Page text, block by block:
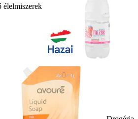
élelmiszerek